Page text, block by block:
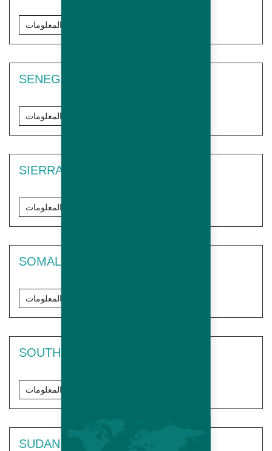
مزيد من المعلومات
SENEGAL
مزيد من المعلومات
SIERRA LEONE
مزيد من المعلومات
SOMALIA
مزيد من المعلومات
SOUTH AFRICA
مزيد من المعلومات
SUDAN